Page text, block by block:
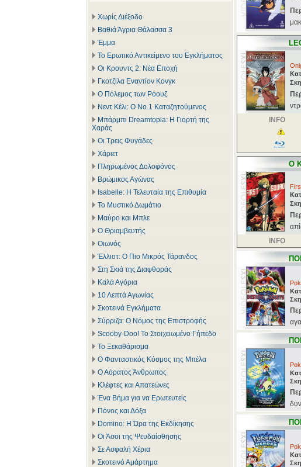
Χωρίς Διέξοδο
Βαθιά Άγρια Θάλασσα 3
Έμμα
Το Ερωτικό Αντικείμενο του Εγκλήματος
Οι Κρουντς 2: Νέα Εποχή
Γκοτζίλα Εναντίον Κονγκ
Ο Πόλεμος των Ρόουζ
Νεντ Κέλι: Ο Νο.1 Καταζητούμενος
Μπάρμπι Dreamtopia: Η Γιορτή της
Χαράς
Οι Τρεις Φυγάδες
Χάριετ
Πληρωμένος Δολοφόνος
Βρώμικος Αγώνας
Isabelle: Η Τελευταία της Επιθυμία
Το Μυστικό Δωμάτιο
Μαύρο και Μπλε
Ο Θριαμβευτής
Οιωνός
Έλλιοτ: Ο Πιο Μικρός Τάρανδος
Στη Σκιά της Διαφθοράς
Καλά Αγόρια
10 Λεπτά Αγωνίας
Σκοτεινά Εγκλήματα
Σύρριζα: Ο Νόμος της Επιστροφής
Scooby-Doo! Το Στοιχειωμένο Γήπεδο
Το Ξεκαθάρισμα
Ο Φανταστικός Κόσμος της Μπέλα
Ο Αόρατος Άνθρωπος
Κλέφτες και Απατεώνες
Ένα Βήμα για να Ερωτευτείς
Πόνος και Δόξα
Domino: Η Ώρα της Εκδίκησης
Οι Άσοι της Ψευδαίσθησης
Σε Ασφαλή Χέρια
Σκοτεινό Αμάρτημα
INFO
Ο
INFO